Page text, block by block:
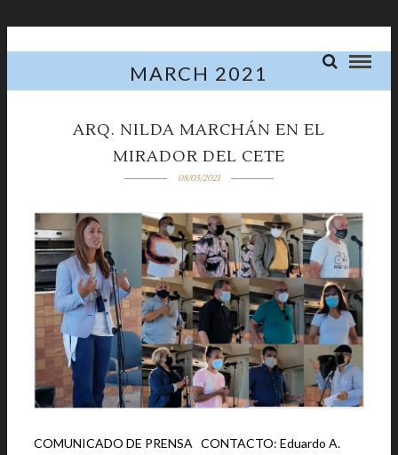
MARCH 2021
ARQ. NILDA MARCHÁN EN EL
MIRADOR DEL CETE
08/03/2021
COMUNICADO DE PRENSA CONTACTO: Eduardo A.